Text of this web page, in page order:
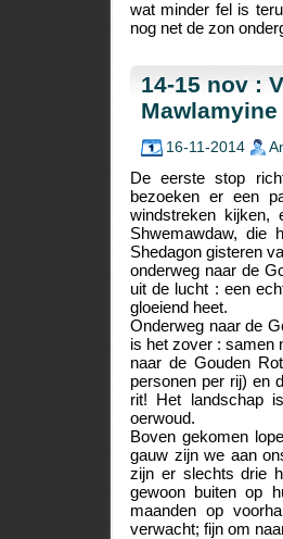
wat minder fel is
nog net de zon
14-15 nov :
Mawlamyine
16-11-2014
De eerste stop
bezoeken er een
windstreken kijken,
Shwemawdaw, die
Shedagon gisteren
onderweg naar de
uit de lucht : een
gloeiend heet.
Onderweg naar de
is het zover : samen
naar de Gouden
personen per rij) en
rit! Het landschap
oerwoud.
Boven gekomen
gauw zijn we aan
zijn er slechts drie
gewoon buiten op
maanden op
verwacht; fijn om